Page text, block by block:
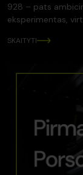
928 – pats
eksperimentas,
SKAITYTI